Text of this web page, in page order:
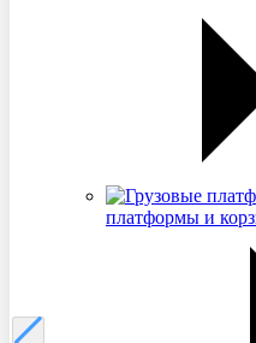
платформы и